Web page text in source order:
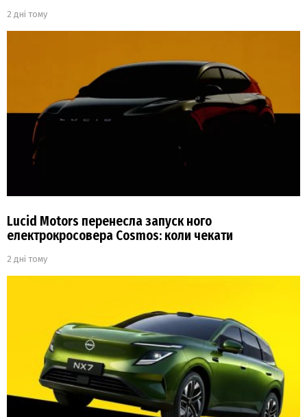
2 дні тому
Lucid Motors перенесла запуск ного
електрокросовера Cosmos: коли чекати
2 дні тому